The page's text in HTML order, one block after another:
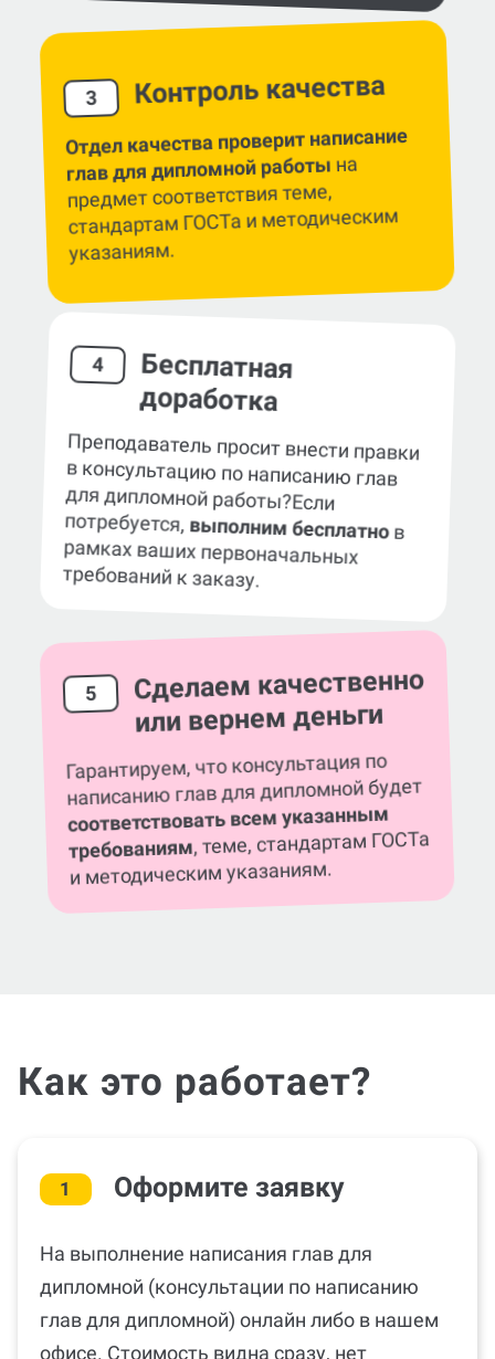
искусственным интеллектом.
3 Контроль качества
Отдел качества проверит написание
глав для дипломной работына
предмет соответствия теме,
стандартам ГОСТа и методическим
указаниям.
Бесплатная
доработка
Преподаватель просит внести правки
в консультацию по написанию глав
для дипломной работы?Если
потребуется, выполним бесплатно
требований к заказу.
Сделаем качественно
или вернем деньги
Гарантируем, что консультация по
написанию глав для дипломной будет
соответствовать всем указанным
, теме, стандартам ГОСТа
На выполнение написания глав для
дипломной (консультации по написанию